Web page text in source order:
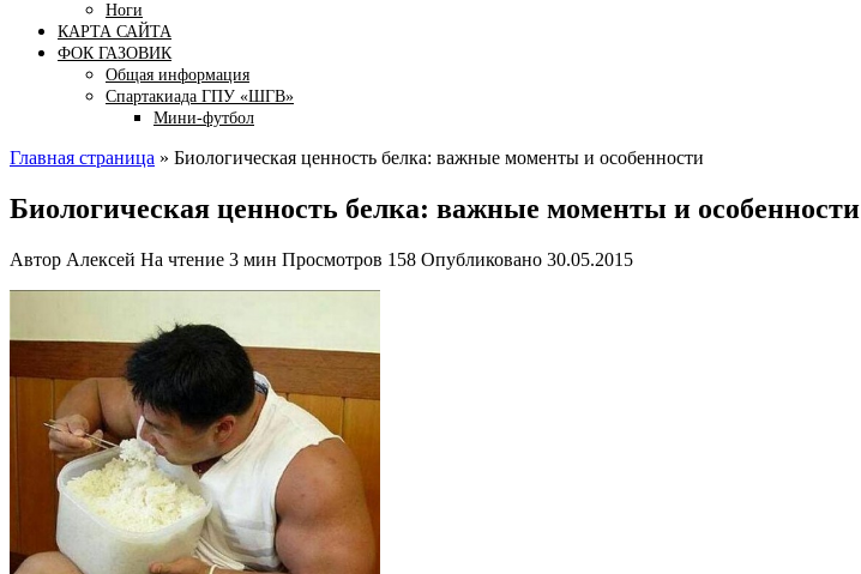
Ноги
КАРТА САЙТА
ФОК ГАЗОВИК
Общая информация
Спартакиада ГПУ «ШГВ»
Мини-футбол
Главная страница » Биологическая ценность белка: важные моменты и особенности
Биологическая ценность белка: важные моменты и особенности
Автор Алексей На чтение 3 мин Просмотров 158 Опубликовано 30.05.2015